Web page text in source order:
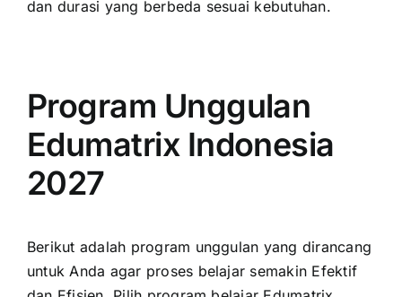
dan durasi yang berbeda sesuai kebutuhan.
Program Unggulan
Edumatrix Indonesia
2027
Berikut adalah program unggulan yang dirancang
untuk Anda agar proses belajar semakin Efektif